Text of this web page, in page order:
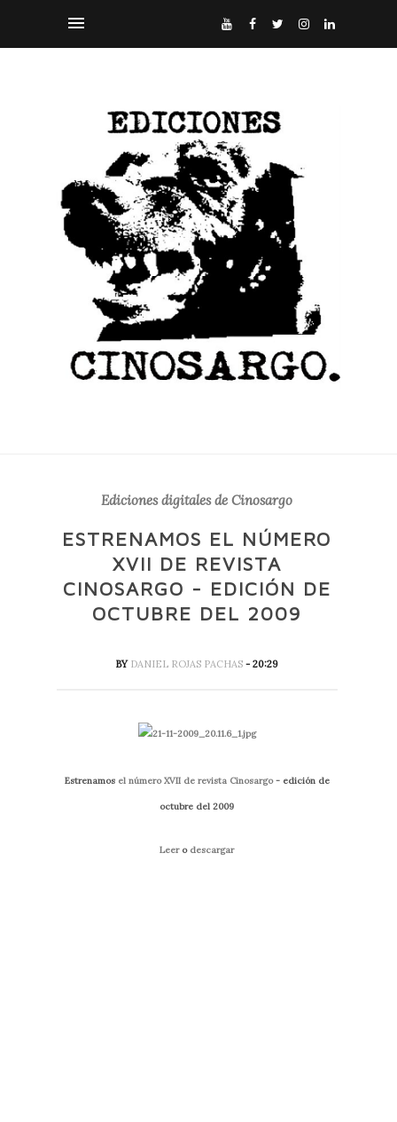
Ediciones digitales de Cinosargo
ESTRENAMOS EL NÚMERO
XVII DE REVISTA
CINOSARGO - EDICIÓN DE
OCTUBRE DEL 2009
BY DANIEL ROJAS PACHAS- 20:29
Estrenamos el número XVII de revista Cinosargo- edición de
octubre del 2009
Leero descargar